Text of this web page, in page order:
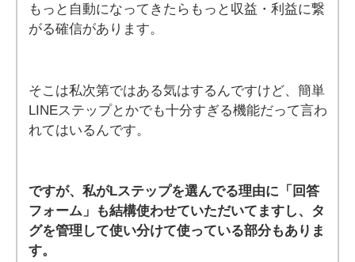
もっと自動になってきたらもっと収益・利益に繋
がる確信があります。
そこは私次第ではある気はするんですけど、簡単
LINEステップとかでも十分すぎる機能だって言わ
れてはいるんです。
ですが、私がLステップを選んでる理由に「回答
フォーム」も結構使わせていただいてますし、タ
グを管理して使い分けて使っている部分もありま
す。